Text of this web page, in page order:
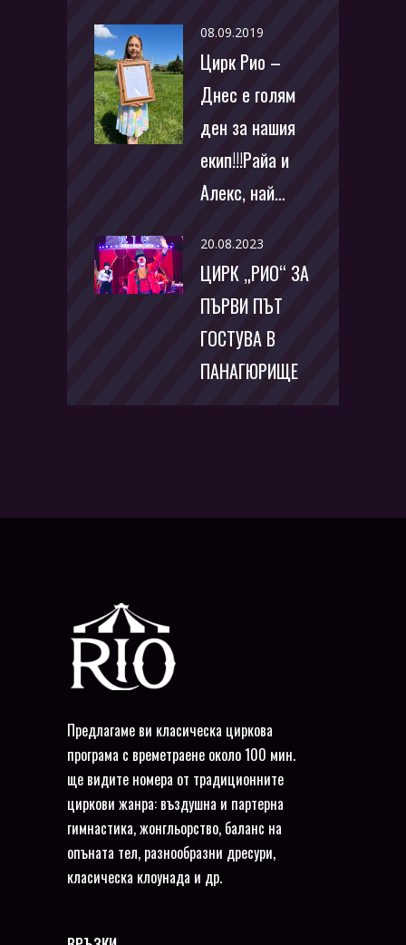
08.09.2019
Цирк Рио –
Днес е голям
ден за нашия
екип!!!Райа и
Алекс, най…
20.08.2023
ЦИРК „РИО“ ЗА
ПЪРВИ ПЪТ
ГОСТУВА В
ПАНАГЮРИЩЕ
Предлагаме ви класическа циркова
програма с времетраене около 100 мин.
ще видите номера от традиционните
циркови жанра: въздушна и партерна
гимнастика, жонгльорство, баланс на
опъната тел, разнообразни дресури,
класическа клоунада и др.